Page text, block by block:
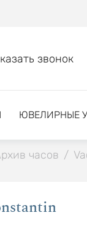
звонок
ЮВЕЛИРНЫЕ
часов /